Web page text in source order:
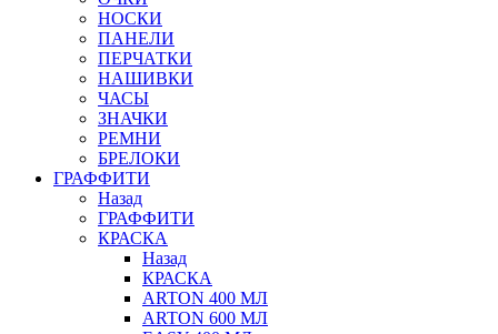
НОСКИ
ПАНЕЛИ
ПЕРЧАТКИ
НАШИВКИ
ЧАСЫ
ЗНАЧКИ
РЕМНИ
БРЕЛОКИ
ГРАФФИТИ
Назад
ГРАФФИТИ
КРАСКА
Назад
КРАСКА
ARTON 400 МЛ
ARTON 600 МЛ